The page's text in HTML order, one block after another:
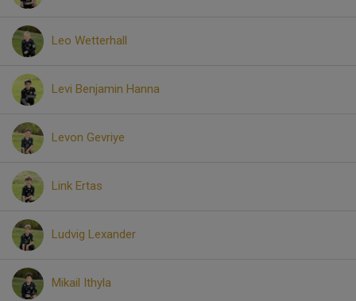
Leo Wetterhall
Levi Benjamin Hanna
Levon Gevriye
Link Ertas
Ludvig Lexander
Mikail Ithyla